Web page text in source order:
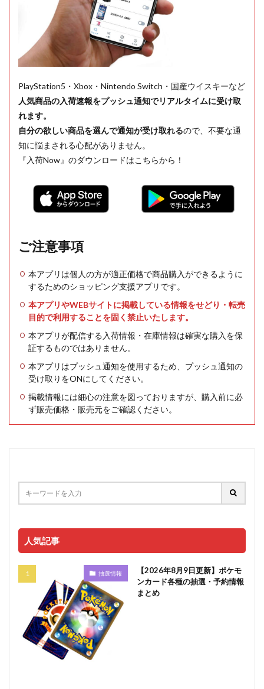
PlayStation5・Xbox・Nintendo Switch・国産ウイスキーなど
人気商品の入荷速報をプッシュ通知でリアルタイムに受け取
れます。
自分の欲しい商品を選んで通知が受け取れるので、不要な通
知に悩まされる心配がありません。
『入荷Now』のダウンロードはこちらから！
ご注意事項
本アプリは個人の方が適正価格で商品購入ができるように
するためのショッピング支援アプリです。
本アプリやWEBサイトに掲載している情報をせどり・転売
目的で利用することを固く禁止いたします。
本アプリが配信する入荷情報・在庫情報は確実な購入を保
証するものではありません。
本アプリはプッシュ通知を使用するため、プッシュ通知の
受け取りをONにしてください。
掲載情報には細心の注意を図っておりますが、購入前に必
ず販売価格・販売元をご確認ください。
人気記事
抽選情報
【2026年8月9日更新】ポケモ
ンカード各種の抽選・予約情報
まとめ